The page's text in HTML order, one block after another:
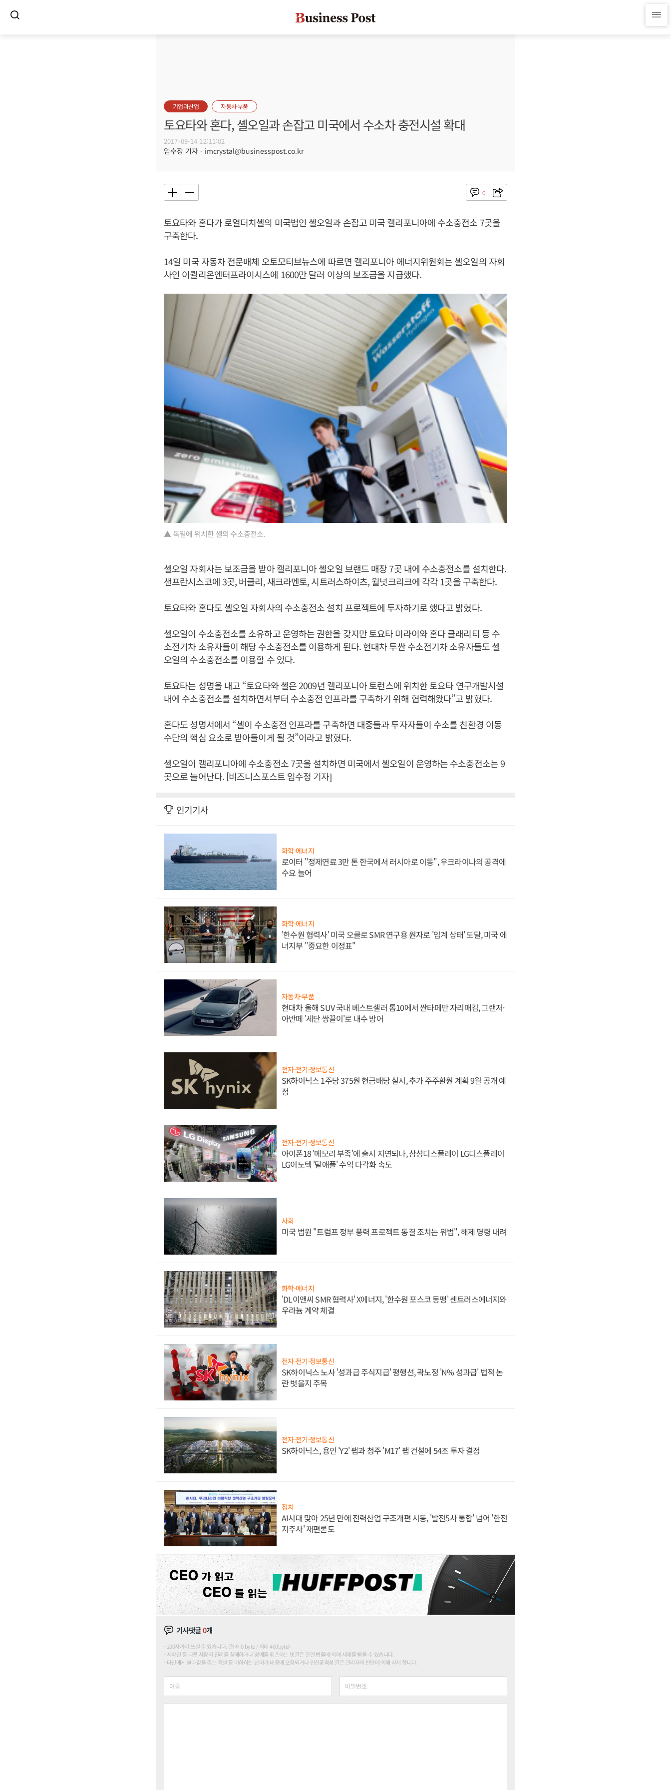
기업과산업 자동차·부품
토요타와 혼다, 셸오일과 손잡고 미국에서 수소차 충전시설 확대
2017-09-14 12:11:02
임수정 기자 - imcrystal@businesspost.co.kr
0
토요타와 혼다가 로열더치셸의 미국법인 셸오일과 손잡고 미국 캘리포니아에 수소충전소 7곳을
구축한다.
14일 미국 자동차 전문매체 오토모티브뉴스에 따르면 캘리포니아 에너지위원회는 셸오일의 자회
사인 이퀼리온엔터프라이시스에 1600만 달러 이상의 보조금을 지급했다.
▲ 독일에 위치한 셸의 수소충전소.
셸오일 자회사는 보조금을 받아 캘리포니아 셸오일 브랜드 매장 7곳 내에 수소충전소를 설치한다.
샌프란시스코에 3곳, 버클리, 새크라멘토, 시트러스하이츠, 월넛크리크에 각각 1곳을 구축한다.
토요타와 혼다도 셸오일 자회사의 수소충전소 설치 프로젝트에 투자하기로 했다고 밝혔다.
셸오일이 수소충전소를 소유하고 운영하는 권한을 갖지만 토요타 미라이와 혼다 클래리티 등 수
소전기차 소유자들이 해당 수소충전소를 이용하게 된다. 현대차 투싼 수소전기차 소유자들도 셸
오일의 수소충전소를 이용할 수 있다.
토요타는 성명을 내고 “토요타와 셸은 2009년 캘리포니아 토런스에 위치한 토요타 연구개발시설
내에 수소충전소를 설치하면서부터 수소충전 인프라를 구축하기 위해 협력해왔다”고 밝혔다.
혼다도 성명서에서 “셸이 수소충전 인프라를 구축하면 대중들과 투자자들이 수소를 친환경 이동
수단의 핵심 요소로 받아들이게 될 것”이라고 밝혔다.
셸오일이 캘리포니아에 수소충전소 7곳을 설치하면 미국에서 셸오일이 운영하는 수소충전소는 9
곳으로 늘어난다. [비즈니스포스트 임수정 기자]
인기기사
화학·에너지
로이터 "정제연료 3만 톤 한국에서 러시아로 이동", 우크라이나의 공격에
수요 늘어
화학·에너지
'한수원 협력사' 미국 오클로 SMR 연구용 원자로 '임계 상태' 도달, 미국 에
너지부 "중요한 이정표"
자동차·부품
현대차 올해 SUV 국내 베스트셀러 톱10에서 싼타페만 자리매김, 그랜저·
아반떼 '세단 쌍끌이'로 내수 방어
전자·전기·정보통신
SK하이닉스 1주당 375원 현금배당 실시, 추가 주주환원 계획 9월 공개 예
정
전자·전기·정보통신
아이폰18 '메모리 부족'에 출시 지연되나, 삼성디스플레이 LG디스플레이
LG이노텍 '탈애플' 수익 다각화 속도
사회
미국 법원 "트럼프 정부 풍력 프로젝트 동결 조치는 위법", 해제 명령 내려
화학·에너지
'DL이앤씨 SMR 협력사' X에너지, '한수원 포스코 동맹' 센트러스에너지와
우라늄 계약 체결
전자·전기·정보통신
SK하이닉스 노사 '성과급 주식지급' 평행선, 곽노정 'N% 성과급' 법적 논
란 벗을지 주목
전자·전기·정보통신
SK하이닉스, 용인 'Y2' 팹과 청주 'M17' 팹 건설에 54조 투자 결정
정치
AI시대 맞아 25년 만에 전력산업 구조개편 시동, '발전5사 통합' 넘어 '한전
지주사' 재편론도
기사댓글0개
200자까지 쓰실 수 있습니다. (현재 0 byte / 최대 400byte)
저작권 등 다른 사람의 권리를 침해하거나 명예를 훼손하는 댓글은 관련 법률에 의해 제재를 받을 수 있습니다.
타인에게 불쾌감을 주는 욕설 등 비하하는 단어가 내용에 포함되거나 인신공격성 글은 관리자의 판단에 의해 삭제 합니다.